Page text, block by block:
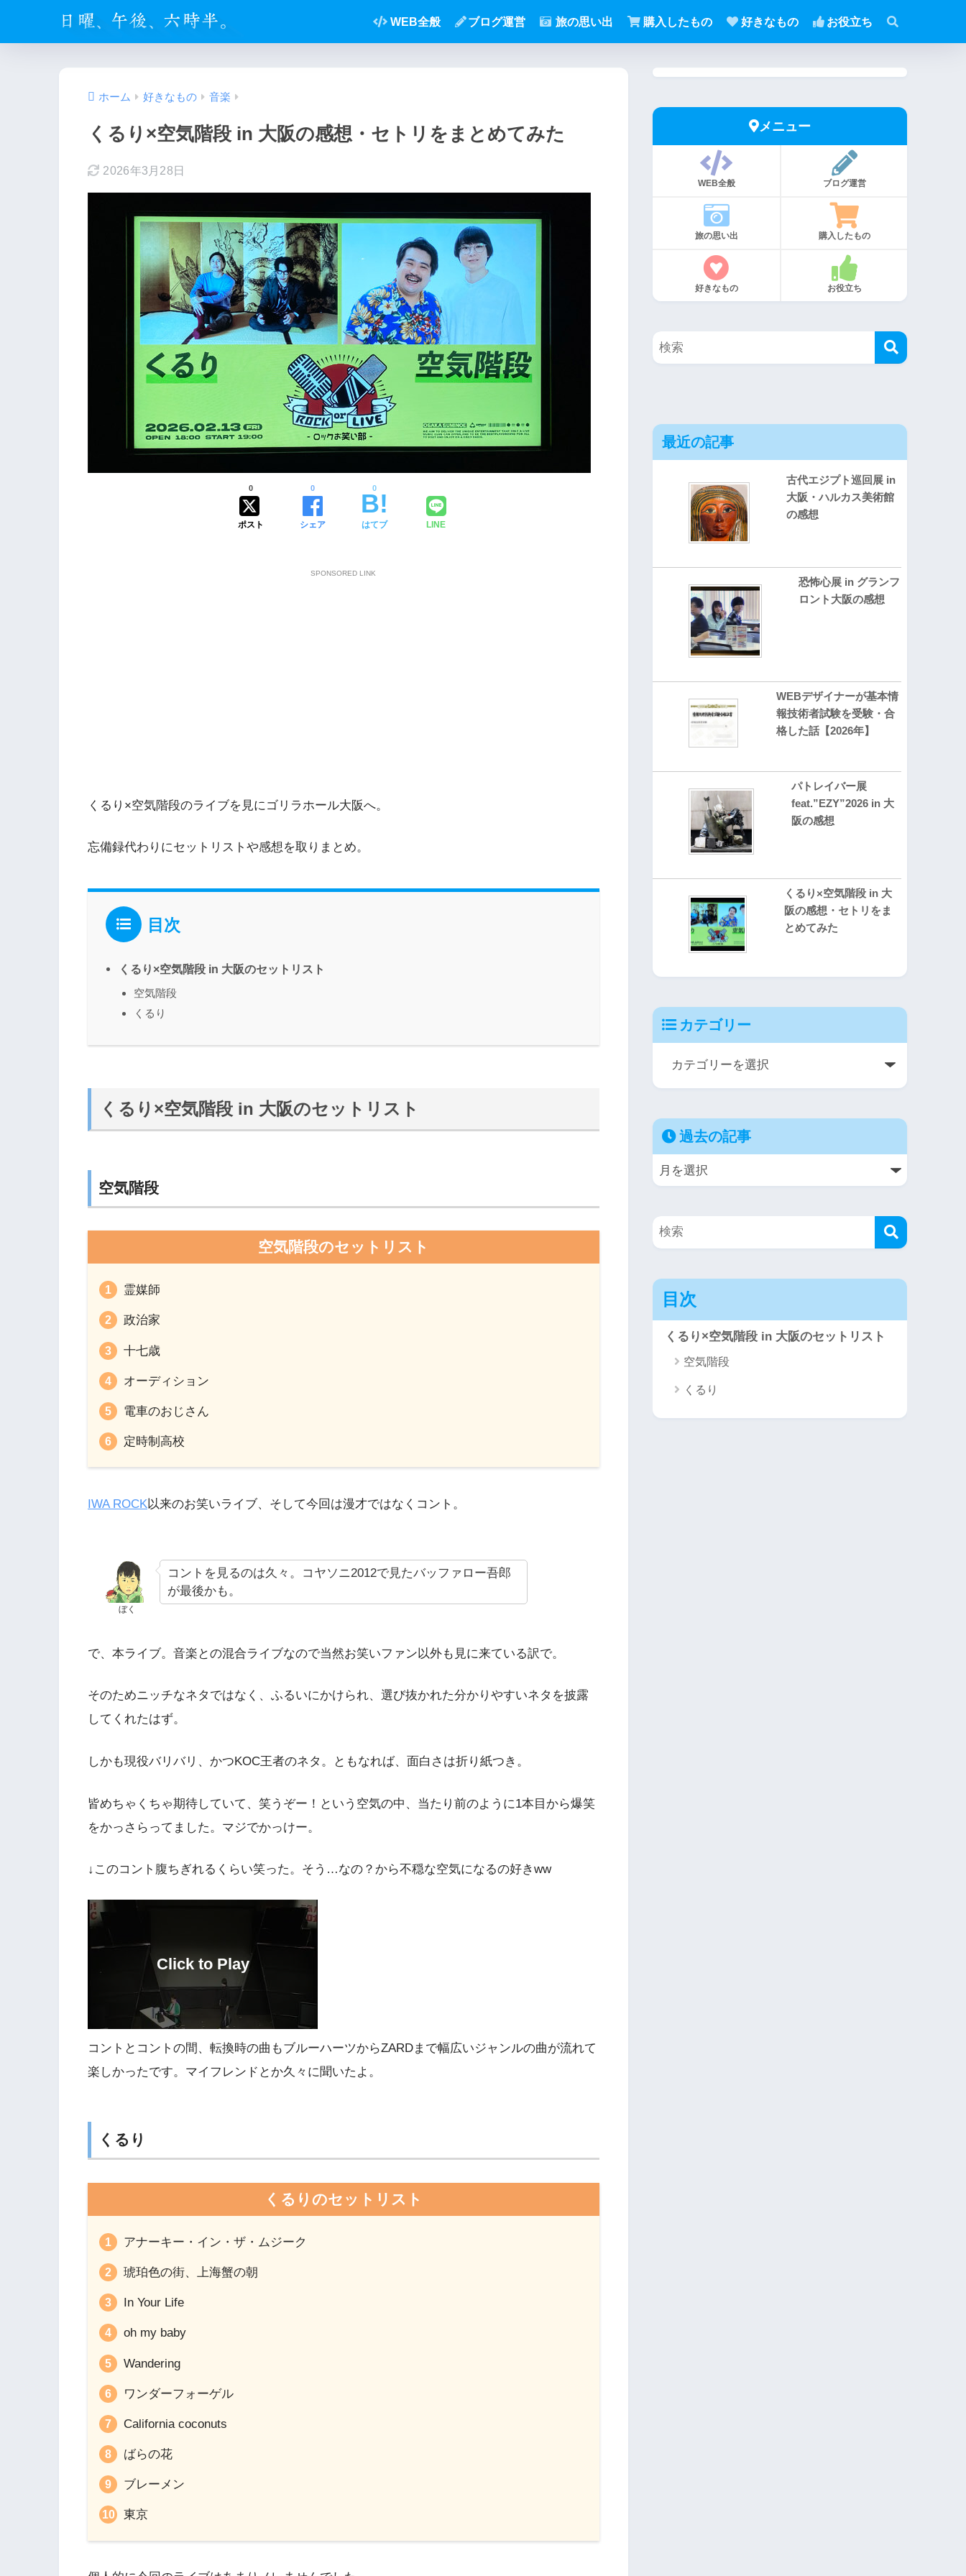
WEB全般 ブログ運営 旅の思い出 購入したもの 好きなもの お役立ち
ホーム 好きなもの 音楽
くるり×空気階段 in 大阪の感想・セトリをまとめてみた
2026年3月28日
ポスト
0
シェア
0
はてブ
0
LINE
SPONSORED LINK
くるり×空気階段のライブを見にゴリラホール大阪へ。
忘備録代わりにセットリストや感想を取りまとめ。
目次
くるり×空気階段 in 大阪のセットリスト
空気階段
くるり
くるり×空気階段 in 大阪のセットリスト
空気階段
空気階段のセットリスト
霊媒師
政治家
十七歳
オーディション
電車のおじさん
定時制高校
IWA ROCK 以来のお笑いライブ、そして今回は漫才ではなくコント。
ぼく
コントを見るのは久々。コヤソニ2012で見たバッファロー吾郎
が最後かも。
で、本ライブ。音楽との混合ライブなので当然お笑いファン以外も見に来ている訳で。
そのためニッチなネタではなく、ふるいにかけられ、選び抜かれた分かりやすいネタを披露
してくれたはず。
しかも現役バリバリ、かつKOC王者のネタ。ともなれば、面白さは折り紙つき。
皆めちゃくちゃ期待していて、笑うぞー！という空気の中、当たり前のように1本目から爆笑
をかっさらってました。マジでかっけー。
↓このコント腹ちぎれるくらい笑った。そう…なの？から不穏な空気になるの好きww
コントとコントの間、転換時の曲もブルーハーツからZARDまで幅広いジャンルの曲が流れて
楽しかったです。マイフレンドとか久々に聞いたよ。
くるり
くるりのセットリスト
アナーキー・イン・ザ・ムジーク
琥珀色の街、上海蟹の朝
In Your Life
oh my baby
Wandering
ワンダーフォーゲル
California coconuts
ばらの花
ブレーメン
東京
メニュー
WEB全般 ブログ運営
旅の思い出 購入したもの
好きなもの お役立ち
最近の記事
古代エジプト巡回展 in
大阪・ハルカス美術館
の感想
恐怖心展 in グランフ
ロント大阪の感想
WEBデザイナーが基本情
報技術者試験を受験・合
格した話【2026年】
パトレイバー展
feat.”EZY”2026 in 大
阪の感想
くるり×空気階段 in 大
阪の感想・セトリをま
とめてみた
カテゴリー
過去の記事
目次
くるり×空気階段 in 大阪のセットリスト
空気階段
くるり